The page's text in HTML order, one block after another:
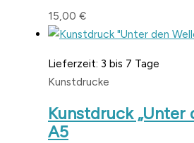
15,00 €
Lieferzeit: 3 bis 7 Tage
Kunstdrucke
Kunstdruck „Unter
A5